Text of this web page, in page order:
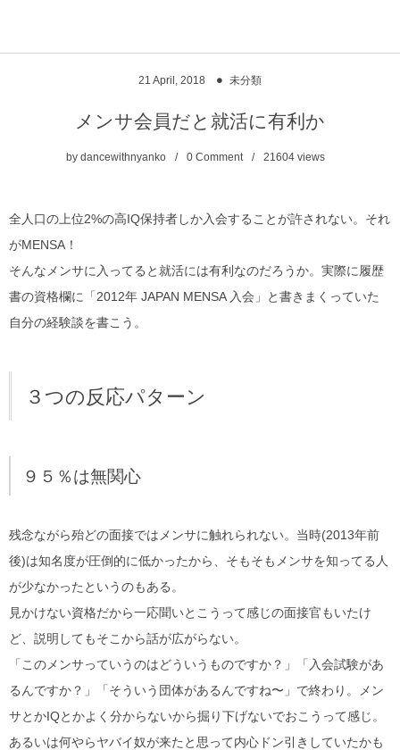
21 April 2018 未分類
メンサ会員だと就活に有利か
by dancewithnyanko 0 Comment 21604 views
全人口の上位2%の高IQ保持者しか入会することが許されない。それ
がMENSA！
そんなメンサに入ってると就活には有利なのだろうか。実際に履歴
書の資格欄に「2012年 JAPAN MENSA 入会」と書きまくっていた
自分の経験談を書こう。
３つの反応パターン
９５％は無関心
残念ながら殆どの面接ではメンサに触れられない。当時(2013年前
後)は知名度が圧倒的に低かったから、そもそもメンサを知ってる人
が少なかったというのもある。
見かけない資格だから一応聞いとこうって感じの面接官もいたけ
ど、説明してもそこから話が広がらない。
「このメンサっていうのはどういうものですか？」「入会試験があ
るんですか？」「そういう団体があるんですね〜」で終わり。メン
サとかIQとかよく分からないから掘り下げないでおこうって感じ。
あるいは何やらヤバイ奴が来たと思って内心ドン引きしていたかも